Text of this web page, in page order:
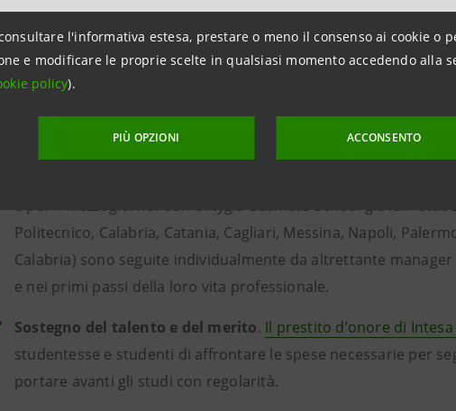
l'informativa estesa, prestare o meno il consenso ai cookie o
e modificare le proprie scelte in qualsiasi momento accedendo alla
policy).
PIÙ OPZIONI ACCONSENTO
Sostegno ad attività di ricerca attraverso assegni, borse di
trattenere in Italia accademici di valore. L’Università Campus
Sanpaolo
ha riportato in Italia uno degli ingegneri biomedici
Già presidente della Società europea di ingegneria
cost e per l’utilizzo e l’applicazione di dispositivi medici
, in particolare in
e per il Mezzogiorno. Con Ortygia Business School giovani
Politecnico, Calabria, Catania, Cagliari, Messina, Napoli,
Calabria) sono seguite individualmente da altrettante
e nei primi passi della loro vita professionale.
Sostegno del talento e del merito. Il prestito d’onore di
studentesse e studenti di affrontare le spese necessarie per
portare avanti gli studi con regolarità.